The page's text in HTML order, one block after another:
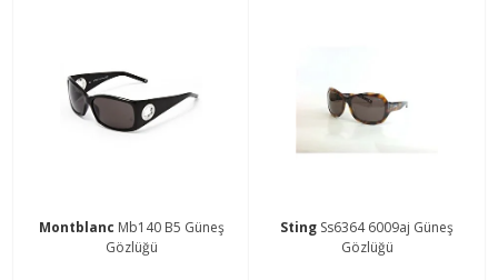
Montblanc Mb140 B5 Güneş
Gözlüğü
Sting Ss6364 6009aj Güneş
Gözlüğü